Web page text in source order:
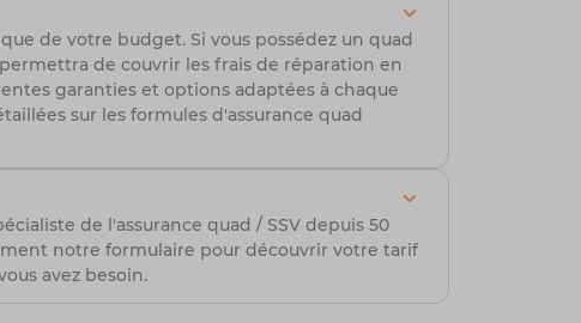
de votre budget. Si vous possédez un quad
de couvrir les frais de réparation en
garanties et options adaptées à chaque
sur les formules d'assurance quad
de l'assurance quad / SSV depuis 50
notre formulaire pour découvrir votre tarif
avez besoin.